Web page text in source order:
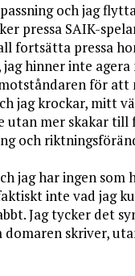
och jag
pressa SAIK-
fortsätta pressa
hinner inte
för att
jag krockar, mitt
utan mer skakar
och
jag har ingen
inte vad jag
Jag tycker det
skriver,